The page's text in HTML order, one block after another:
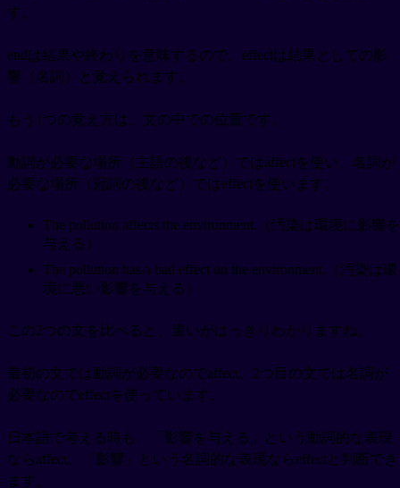
す。
endは結果や終わりを意味するので、effectは結果としての影
響（名詞）と覚えられます。
もう1つの覚え方は、文の中での位置です。
動詞が必要な場所（主語の後など）ではaffectを使い、名詞が
必要な場所（冠詞の後など）ではeffectを使います。
The pollution affects the environment.（汚染は環境に影響を
与える）
The pollution has a bad effect on the environment.（汚染は環
境に悪い影響を与える）
この2つの文を比べると、違いがはっきりわかりますね。
最初の文では動詞が必要なのでaffect、2つ目の文では名詞が
必要なのでeffectを使っています。
日本語で考える時も、「影響を与える」という動詞的な表現
ならaffect、「影響」という名詞的な表現ならeffectと判断でき
ます。